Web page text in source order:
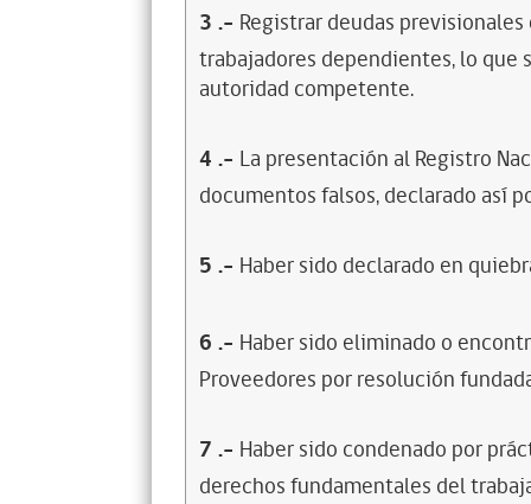
3 .- Registrar deudas
trabajadores dependientes, lo
autoridad competente.
4 .- La presentación al Registro
documentos falsos, declarado así
5 .- Haber sido declarado en
6 .- Haber sido eliminado o
Proveedores por resolución
7 .- Haber sido condenado por
derechos fundamentales del